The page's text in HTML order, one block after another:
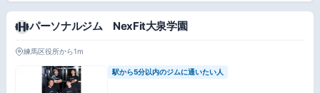
パーソナルジム NexFit大泉学園
練馬区役所から1m
駅から5分以内のジムに通いたい人